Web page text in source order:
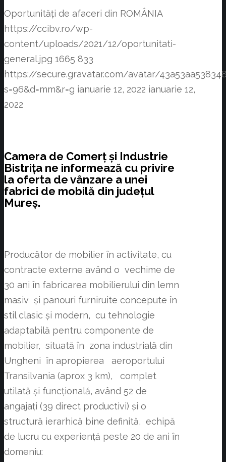
Oportunități de afaceri din ROMÂNIA
https://ccibv.ro/wp-
content/uploads/2021/12/oportunitati-
general.jpg 1665 833
https://secure.gravatar.com/avatar/
s=96&d=mm&r=g ianuarie 12, 2022 ianuarie 12,
2022
Camera de Comerț și Industrie
Bistrița ne informează cu privire
la oferta de vânzare a unei
fabrici de mobilă din județul
Mureș.
Producător de mobilier în activitate, cu
contracte externe având o vechime de
30 ani în fabricarea mobilierului din lemn
masiv și panouri furniruite concepute în
stil clasic și modern, cu tehnologie
adaptabilă pentru componente de
mobilier, situată în zona industrială din
Ungheni în apropierea aeroportului
Transilvania (aprox 3 km), complet
utilată și funcțională, având 52 de
angajați (39 direct productivi) și o
structură ierarhică bine definită, echipă
de lucru cu experiență peste 20 de ani în
domeniu: